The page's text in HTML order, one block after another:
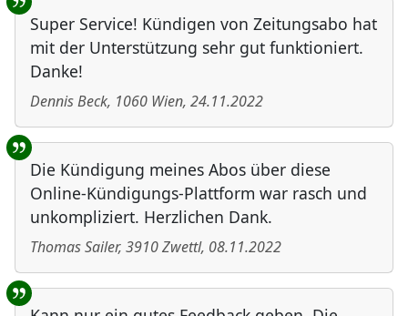
Super Service! Kündigen von Zeitungsabo hat
mit der Unterstützung sehr gut funktioniert.
Danke!
Dennis Beck, 1060 Wien, 24.11.2022
Die Kündigung meines Abos über diese
Online-Kündigungs-Plattform war rasch und
unkompliziert. Herzlichen Dank.
Thomas Sailer, 3910Zwettl, 08.11.2022